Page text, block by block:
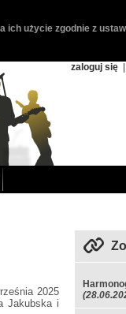
użycie zgodnie z
zaloguj się
2025
Jakubska i